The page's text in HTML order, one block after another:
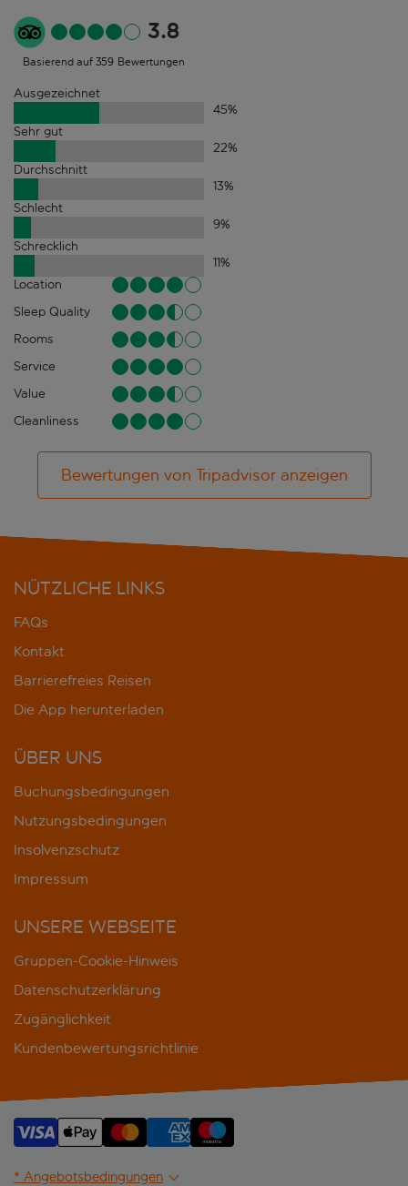
3.8
Basierend auf 359 Bewertungen
Ausgezeichnet
45%
Sehr gut
22%
Durchschnitt
13%
Schlecht
9%
Schrecklich
11%
Location
Sleep Quality
Rooms
Service
Value
Cleanliness
Bewertungen von Tripadvisor anzeigen
NÜTZLICHE LINKS
FAQs
Kontakt
Barrierefreies Reisen
Die App herunterladen
ÜBER UNS
Buchungsbedingungen
Nutzungsbedingungen
Insolvenzschutz
Impressum
UNSERE WEBSEITE
Gruppen-Cookie-Hinweis
Datenschutzerklärung
Zugänglichkeit
Kundenbewertungsrichtlinie
* Angebotsbedingungen